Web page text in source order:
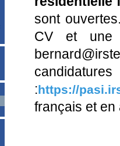
sont
CV et une
:https://
français et en